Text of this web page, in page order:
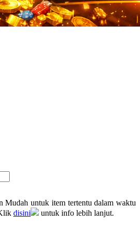
Mudah untuk item tertentu dalam waktu
disini untuk info lebih lanjut.